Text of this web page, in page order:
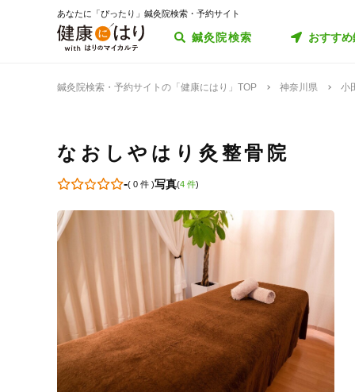
あなたに「ぴったり」鍼灸院検索・予約サイト
鍼灸院検索 おすす
鍼灸院検索・予約サイトの「健康にはり」TOP 神奈川県 小
なおしやはり灸整骨院
-( 0 件)写真(4 件)